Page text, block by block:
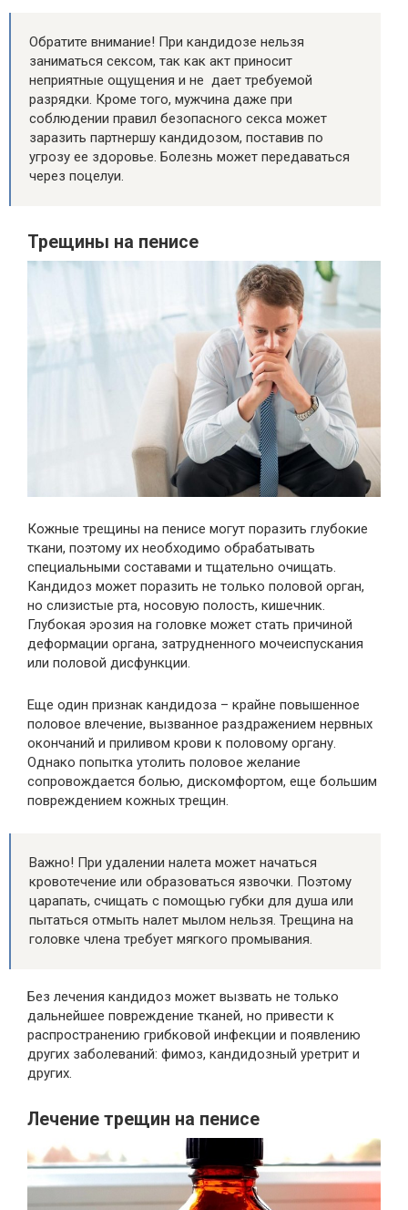
Обратите внимание! При кандидозе нельзя
заниматься сексом, так как акт приносит
неприятные ощущения и не дает требуемой
разрядки. Кроме того, мужчина даже при
соблюдении правил безопасного секса может
заразить партнершу кандидозом, поставив по
угрозу ее здоровье. Болезнь может передаваться
через поцелуи.
Трещины на пенисе
Кожные трещины на пенисе могут поразить глубокие
ткани, поэтому их необходимо обрабатывать
специальными составами и тщательно очищать.
Кандидоз может поразить не только половой орган,
но слизистые рта, носовую полость, кишечник.
Глубокая эрозия на головке может стать причиной
деформации органа, затрудненного мочеиспускания
или половой дисфункции.
Еще один признак кандидоза – крайне повышенное
половое влечение, вызванное раздражением нервных
окончаний и приливом крови к половому органу.
Однако попытка утолить половое желание
сопровождается болью, дискомфортом, еще большим
повреждением кожных трещин.
Важно! При удалении налета может начаться
кровотечение или образоваться язвочки. Поэтому
царапать, счищать с помощью губки для душа или
пытаться отмыть налет мылом нельзя. Трещина на
головке члена требует мягкого промывания.
Без лечения кандидоз может вызвать не только
дальнейшее повреждение тканей, но привести к
распространению грибковой инфекции и появлению
других заболеваний: фимоз, кандидозный уретрит и
других.
Лечение трещин на пенисе